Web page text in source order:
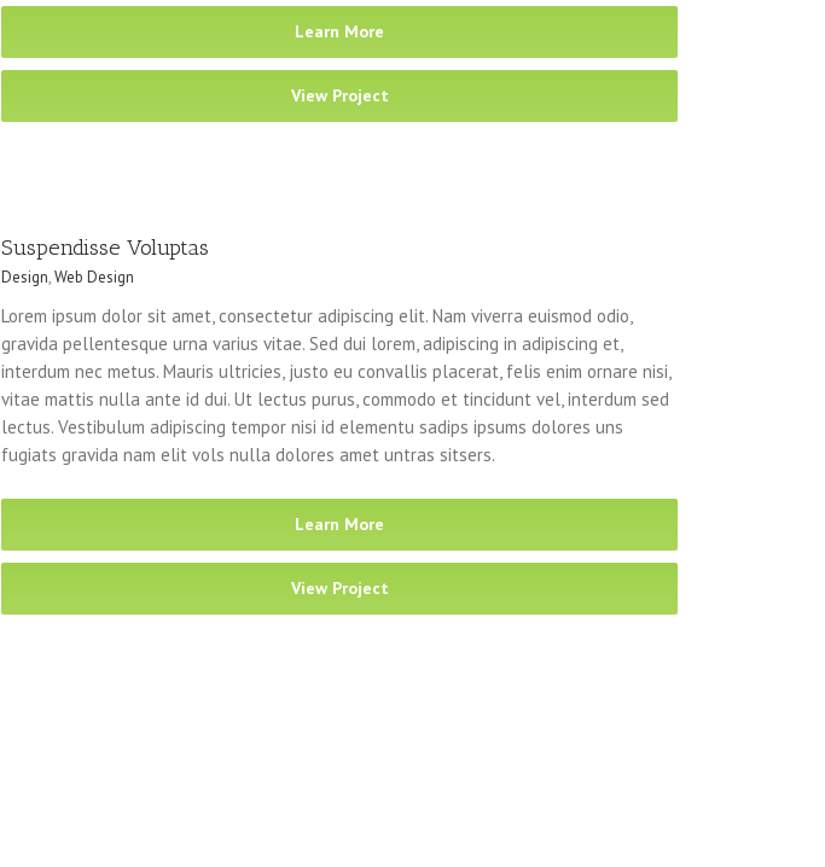
Learn More
View Project
Suspendisse Voluptas
Design,Web Design
Lorem ipsum dolor sit amet, consectetur adipiscing elit. Nam viverra euismod odio,
gravida pellentesque urna varius vitae. Sed dui lorem, adipiscing in adipiscing et,
interdum nec metus. Mauris ultricies, justo eu convallis placerat, felis enim ornare nisi,
vitae mattis nulla ante id dui. Ut lectus purus, commodo et tincidunt vel, interdum sed
lectus. Vestibulum adipiscing tempor nisi id elementu sadips ipsums dolores uns
fugiats gravida nam elit vols nulla dolores amet untras sitsers.
Learn More
View Project